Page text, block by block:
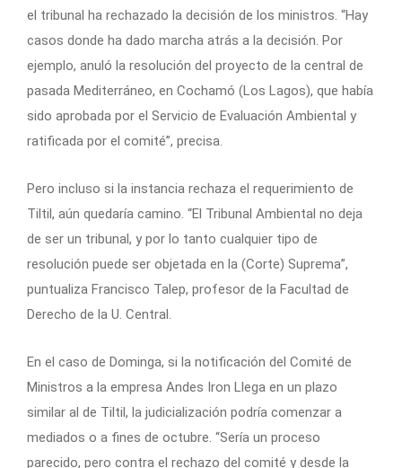
el tribunal ha rechazado la decisión de los ministros. “Hay
casos donde ha dado marcha atrás a la decisión. Por
ejemplo, anuló la resolución del proyecto de la central de
pasada Mediterráneo, en Cochamó (Los Lagos), que había
sido aprobada por el Servicio de Evaluación Ambiental y
ratificada por el comité”, precisa.
Pero incluso si la instancia rechaza el requerimiento de
Tiltil, aún quedaría camino. “El Tribunal Ambiental no deja
de ser un tribunal, y por lo tanto cualquier tipo de
resolución puede ser objetada en la (Corte) Suprema”,
puntualiza Francisco Talep, profesor de la Facultad de
Derecho de la U. Central.
En el caso de Dominga, si la notificación del Comité de
Ministros a la empresa Andes Iron Llega en un plazo
similar al de Tiltil, la judicialización podría comenzar a
mediados o a fines de octubre. “Sería un proceso
parecido, pero contra el rechazo del comité y desde la